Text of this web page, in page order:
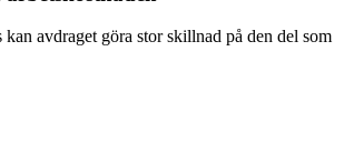
kan avdraget göra stor skillnad på den del som